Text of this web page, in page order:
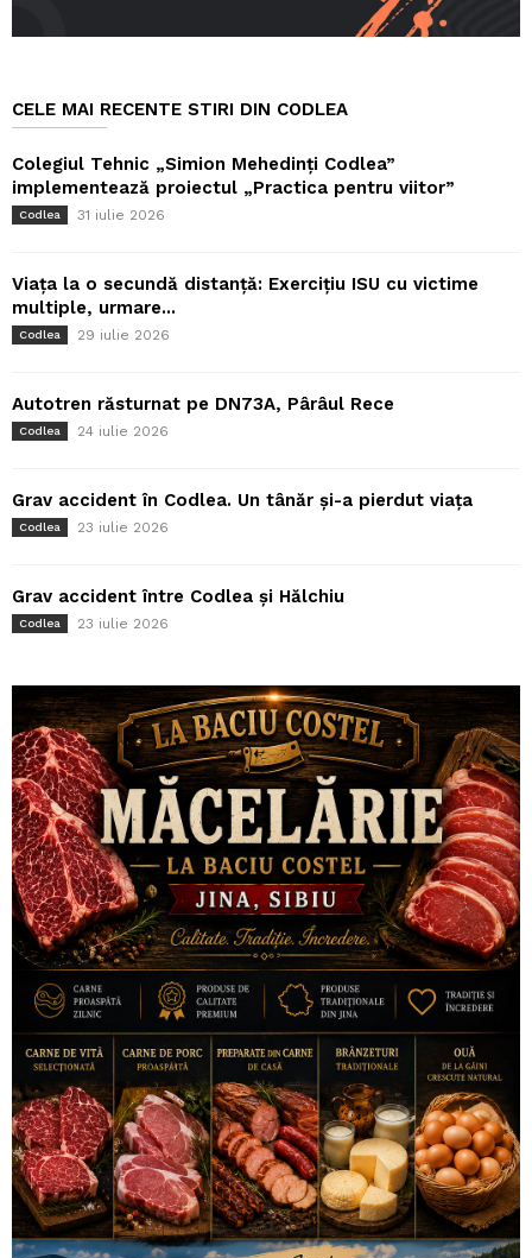
CELE MAI RECENTE STIRI DIN CODLEA
Colegiul Tehnic „Simion Mehedinți Codlea”
implementează proiectul „Practica pentru viitor”
Codlea 31 iulie 2026
Viața la o secundă distanță: Exercițiu ISU cu victime
multiple, urmare...
Codlea 29 iulie 2026
Autotren răsturnat pe DN73A, Pârâul Rece
Codlea 24 iulie 2026
Grav accident în Codlea. Un tânăr și-a pierdut viața
Codlea 23 iulie 2026
Grav accident între Codlea și Hălchiu
Codlea 23 iulie 2026